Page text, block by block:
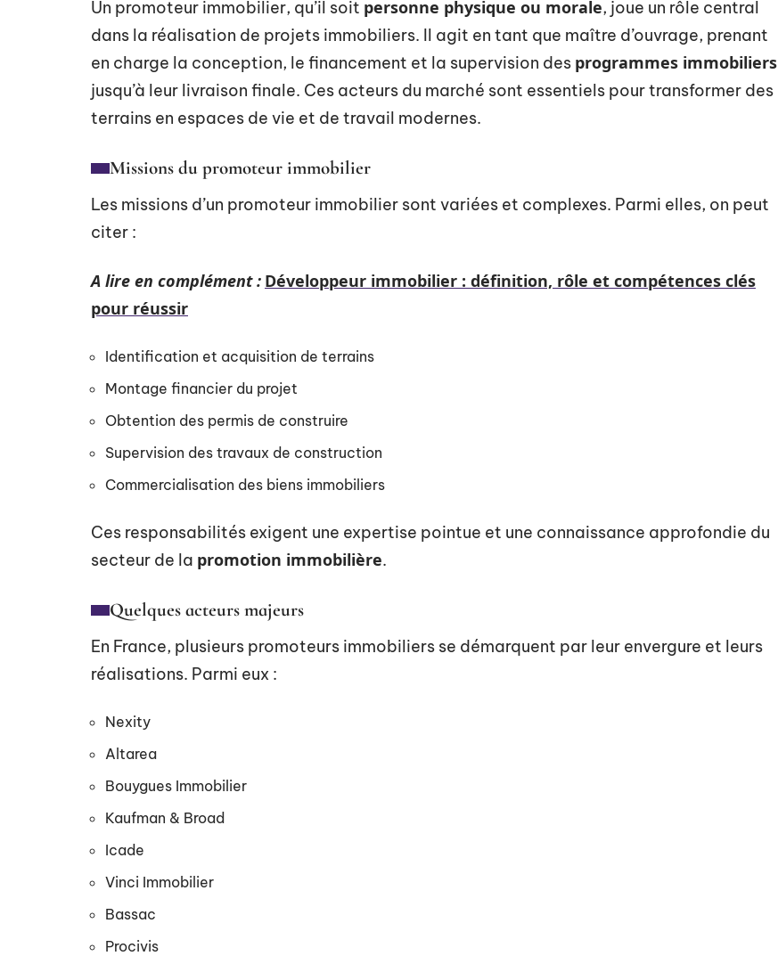
Un promoteur immobilier, qu’il soit personne physique ou morale, joue un rôle central
dans la réalisation de projets immobiliers. Il agit en tant que maître d’ouvrage, prenant
en charge la conception, le financement et la supervision des programmes immobiliers
jusqu’à leur livraison finale. Ces acteurs du marché sont essentiels pour transformer des
terrains en espaces de vie et de travail modernes.
Missions du promoteur immobilier
Les missions d’un promoteur immobilier sont variées et complexes. Parmi elles, on peut
citer :
A lire en complément : Développeur immobilier : définition, rôle et compétences clés
pour réussir
Identification et acquisition de terrains
Montage financier du projet
Obtention des permis de construire
Supervision des travaux de construction
Commercialisation des biens immobiliers
Ces responsabilités exigent une expertise pointue et une connaissance approfondie du
secteur de la promotion immobilière.
Quelques acteurs majeurs
En France, plusieurs promoteurs immobiliers se démarquent par leur envergure et leurs
réalisations. Parmi eux :
Nexity
Altarea
Bouygues Immobilier
Kaufman & Broad
Icade
Vinci Immobilier
Bassac
Procivis